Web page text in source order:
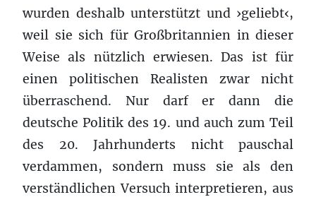
wurden deshalb unterstützt und ›geliebt‹,
weil sie sich für Großbritannien in dieser
Weise als nützlich erwiesen. Das ist für
einen politischen Realisten zwar nicht
überraschend. Nur darf er dann die
deutsche Politik des 19. und auch zum Teil
des 20. Jahrhunderts nicht pauschal
verdammen, sondern muss sie als den
verständlichen Versuch interpretieren, aus